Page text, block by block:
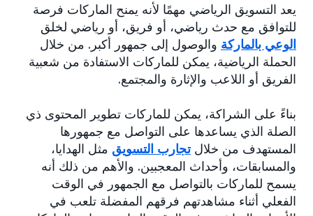
يعد التسويق الرياضي مهمًا لأنه يمنح الماركات فرصة
للتوافق مع حدث رياضي، أو فريق، أو رياضي لخلق
الوعي بالماركة والوصول إلى جمهور أكبر. من خلال
الحملة الرياضية، يمكن للماركات الاستفادة من شعبية
الفريق أو اللاعب والإثارة والمجتمع.
بناءً على الشراكة، يمكن للماركات تطوير المحتوى ذي
الصلة الذي يساعدها على التواصل مع جمهورها
المستهدف من خلالتجارب التسويق مثل الهدايا،
والمسابقات، وأحداث المعجبين. والأهم من ذلك أنه
يسمح للماركات بالتواصل مع الجمهور في الوقت
الفعلي أثناء مشاهدتهم فرقهم المفضلة تلعب في